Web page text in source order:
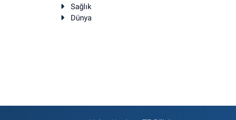
Sağlık
Dünya